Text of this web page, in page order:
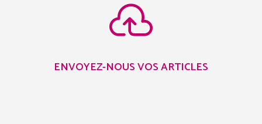

ENVOYEZ-NOUS VOS ARTICLES